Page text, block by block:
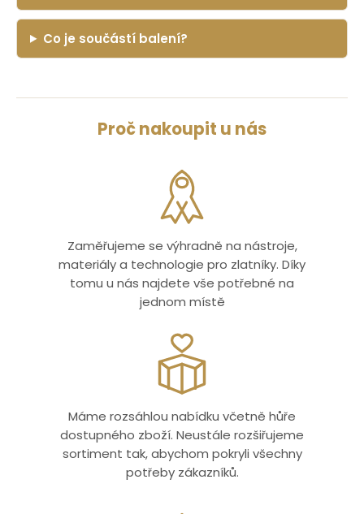
Co je součástí balení?
Proč nakoupit u nás
Zaměřujeme se výhradně na nástroje,
materiály a technologie pro zlatníky. Díky
tomu u nás najdete vše potřebné na
jednom místě
Máme rozsáhlou nabídku včetně hůře
dostupného zboží. Neustále rozšiřujeme
sortiment tak, abychom pokryli všechny
potřeby zákazníků.